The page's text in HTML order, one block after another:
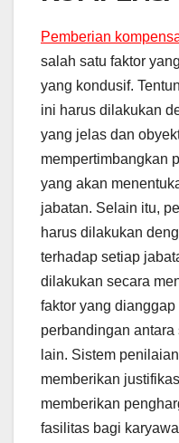
Pemberian
salah satu faktor
yang kondusif.
ini harus dilakukan
yang jelas dan
mempertimbangkan
yang akan
jabatan. Selain itu,
harus dilakukan
terhadap setiap
dilakukan secara
faktor yang
perbandingan
lain. Sistem
memberikan
memberikan
fasilitas bagi